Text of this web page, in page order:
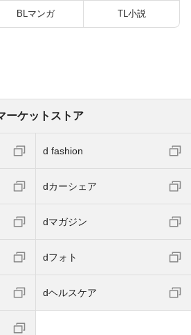
BLマンガ TL小説
ーケットストア
d fashion
dカーシェア
dマガジン
dフォト
dヘルスケア